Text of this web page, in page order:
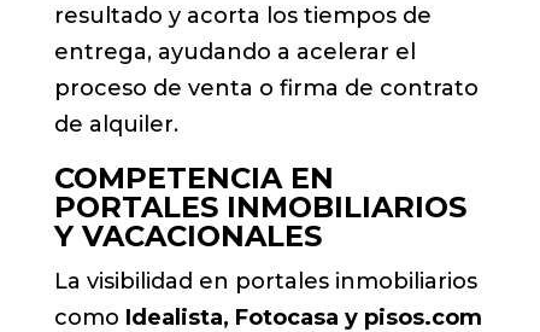
resultado y acorta los tiempos de
entrega, ayudando a acelerar el
proceso de venta o firma de contrato
de alquiler.
COMPETENCIA EN
PORTALES INMOBILIARIOS
Y VACACIONALES
La visibilidad en portales inmobiliarios
como Idealista, Fotocasa y pisos.com